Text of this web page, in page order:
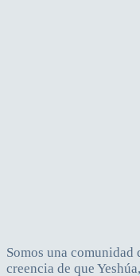
Somos una
creencia de que